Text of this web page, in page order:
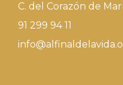
C. del Corazón de
91 299 94 11